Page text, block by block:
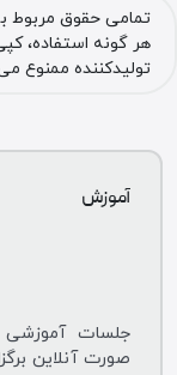
تمامی حقوق مربوط
هر گونه استفاده،
تولیدکننده ممنوع
آموزش
جلسات
صورت آنلاین